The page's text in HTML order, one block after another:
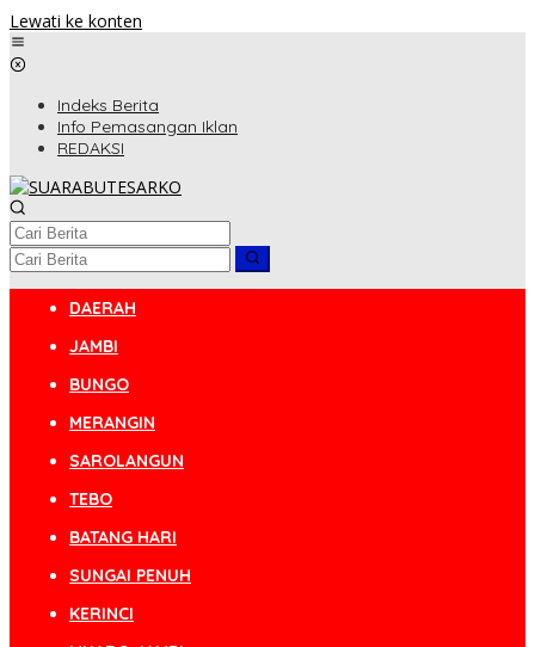
Lewati ke konten
Indeks Berita
Info Pemasangan Iklan
REDAKSI
DAERAH
JAMBI
BUNGO
MERANGIN
SAROLANGUN
TEBO
BATANG HARI
SUNGAI PENUH
KERINCI